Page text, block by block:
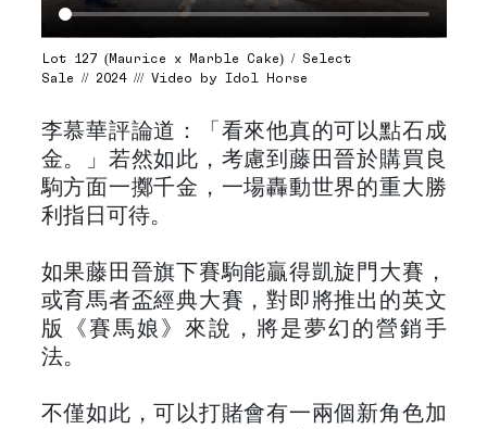
Lot 127 (Maurice x Marble Cake) / Select
Sale // 2024 /// Video by Idol Horse
李慕華評論道：「看來他真的可以點石成
金。」若然如此，考慮到藤田晉於購買良
駒方面一擲千金，一場轟動世界的重大勝
利指日可待。
如果藤田晉旗下賽駒能贏得凱旋門大賽，
或育馬者盃經典大賽，對即將推出的英文
版《賽馬娘》來說，將是夢幻的營銷手
法。
不僅如此，可以打賭會有一兩個新角色加